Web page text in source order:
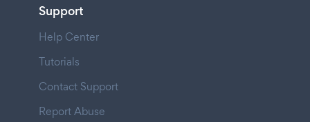
Support
Help Center
Tutorials
Contact Support
Report Abuse